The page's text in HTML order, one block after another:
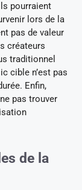
pourraient
lors de la
pas de valeur
créateurs
traditionnel
cible n’est pas
Enfin,
pas trouver
de la